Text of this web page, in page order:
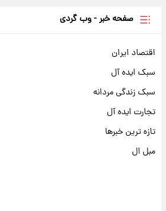
صفحه خبر - وب گردی
اقتصاد ایران
سبک ایده آل
سبک زندگی مردانه
تجارت ایده آل
تازه ترین خبرها
مبل ال